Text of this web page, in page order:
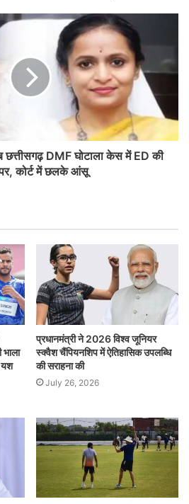
छत्तीसगढ़ DMF घोटाला केस में ED की
पर, कोर्ट में छलके आंसू
यश
प्रधानमंत्री ने 2026 विश्व जूनियर
स्क्वैश चैंपियनशिप में ऐतिहासिक उपलब्धि
की सराहना की
July 26, 2026